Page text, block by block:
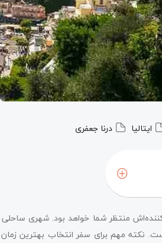
ایتالیا درنا جعفری
بهترین زمان سفر به آمالفی برای پیاده‌روی
منتظر شما خواهد بود. شهری
نکته مهم برای سفر انتخاب بهترین